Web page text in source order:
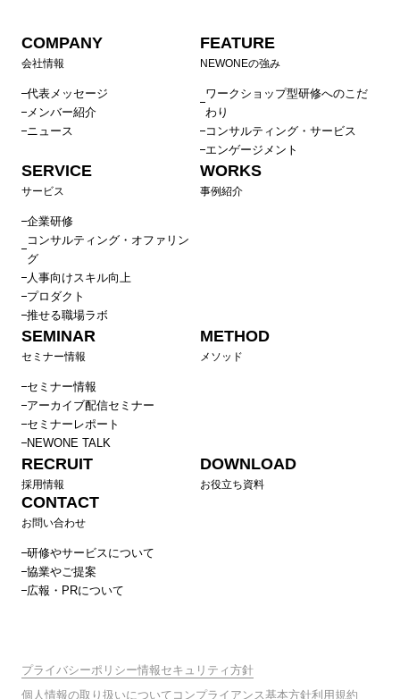
COMPANY
会社情報
代表メッセージ
メンバー紹介
ニュース
FEATURE
NEWONEの強み
ワークショップ型研修へのこだ
わり
コンサルティング・サービス
エンゲージメント
SERVICE
サービス
企業研修
コンサルティング・オファリン
グ
人事向けスキル向上
プロダクト
推せる職場ラボ
WORKS
事例紹介
SEMINAR
セミナー情報
セミナー情報
アーカイブ配信セミナー
セミナーレポート
NEWONE TALK
METHOD
メソッド
RECRUIT
採用情報
DOWNLOAD
お役立ち資料
CONTACT
お問い合わせ
研修やサービスについて
協業やご提案
広報・PRについて
プライバシーポリシー情報セキュリティ方針
個人情報の取り扱いについて コンプライアンス基本方針利用規約